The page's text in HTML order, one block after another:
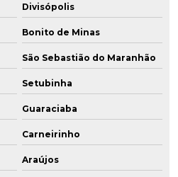
Divisópolis
Bonito de Minas
São Sebastião do Maranhão
Setubinha
Guaraciaba
Carneirinho
Araújos